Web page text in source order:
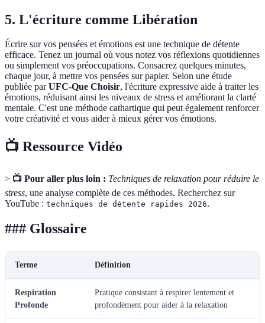
5. L'écriture comme Libération
Écrire sur vos pensées et émotions est une technique de détente
efficace. Tenez un journal où vous notez vos réflexions quotidiennes
ou simplement vos préoccupations. Consacrez quelques minutes,
chaque jour, à mettre vos pensées sur papier. Selon une étude
publiée parUFC-Que Choisir, l'écriture expressive aide à traiter les
émotions, réduisant ainsi les niveaux de stress et améliorant la clarté
mentale. C'est une méthode cathartique qui peut également renforcer
votre créativité et vous aider à mieux gérer vos émotions.
📺 Ressource Vidéo
> 📺 Pour aller plus loin : Techniques de relaxation pour réduire le
stress, une analyse complète de ces méthodes. Recherchez sur
YouTube : techniques de détente rapides 2026.
### Glossaire
Terme Définition
Respiration
Profonde
Pratique consistant à respirer lentement et
profondément pour aider à la relaxation